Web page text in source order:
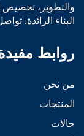
البناء الرائدة.
روابط
من نحن
المنتجات
حالات